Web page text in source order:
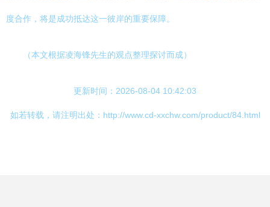
度合作，将是成功抵达这一彼岸的重要保障。
（本文根据凌海锋先生的观点整理探讨而成）
更新时间：2026-08-04 10:42:03
如若转载，请注明出处：http://www.cd-xxchw.com/product/84.html